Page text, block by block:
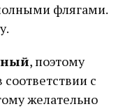
флягами.
, поэтому
с
желательно